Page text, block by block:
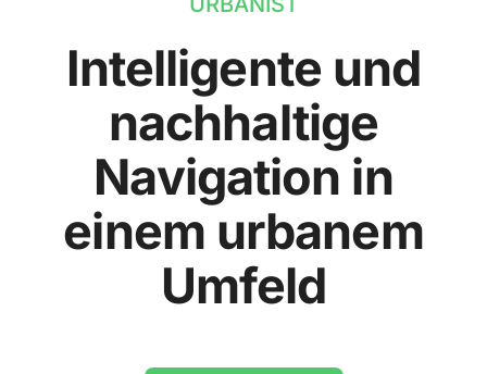
Intelligente und
nachhaltige
Navigation in
einem urbanem
Umfeld